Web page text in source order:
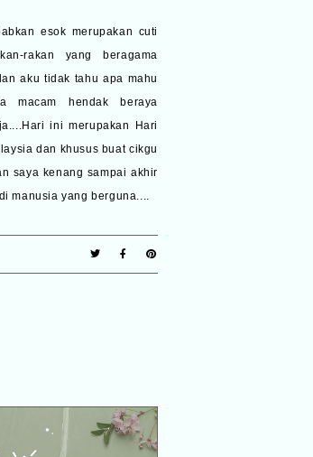
esok merupakan cuti
rakan yang beragama
aku tidak tahu apa mahu
macam hendak beraya
ini merupakan Hari
dan khusus buat cikgu
saya kenang sampai akhir
manusia yang berguna....